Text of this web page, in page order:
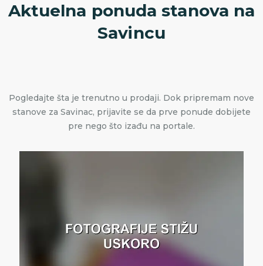
Aktuelna ponuda stanova na
Savincu
Pogledajte šta je trenutno u prodaji. Dok pripremam nove
stanove za Savinac, prijavite se da prve ponude dobijete
pre nego što izađu na portale.